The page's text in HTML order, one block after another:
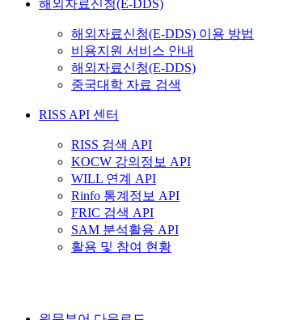
해외자료신청(E-DDS)
해외자료신청(E-DDS) 이용 방법
비용지원 서비스 안내
해외자료신청(E-DDS)
중국대학 자료 검색
RISS API 센터
RISS 검색 API
KOCW 강의정보 API
WILL 연계 API
Rinfo 통계정보 API
FRIC 검색 API
SAM 분석활용 API
활용 및 참여 현황